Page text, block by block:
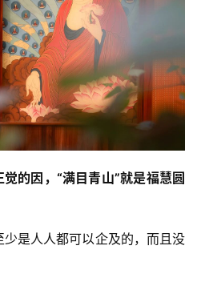
的因，“满目青山”就是福慧圆
是人人都可以企及的，而且没